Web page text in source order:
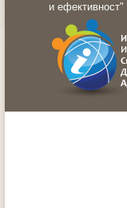
и ефективност"